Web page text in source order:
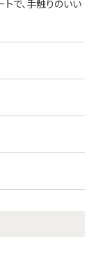
で、手触りのいい